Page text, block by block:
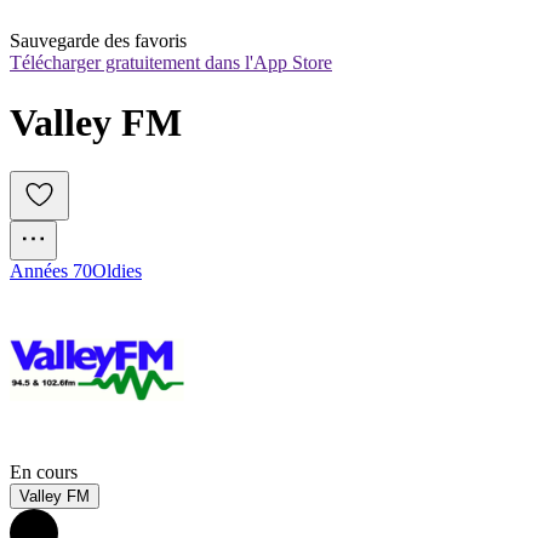
Sauvegarde des favoris
Télécharger gratuitement dans l'App Store
Valley FM
Années 70Oldies
En cours
Valley FM